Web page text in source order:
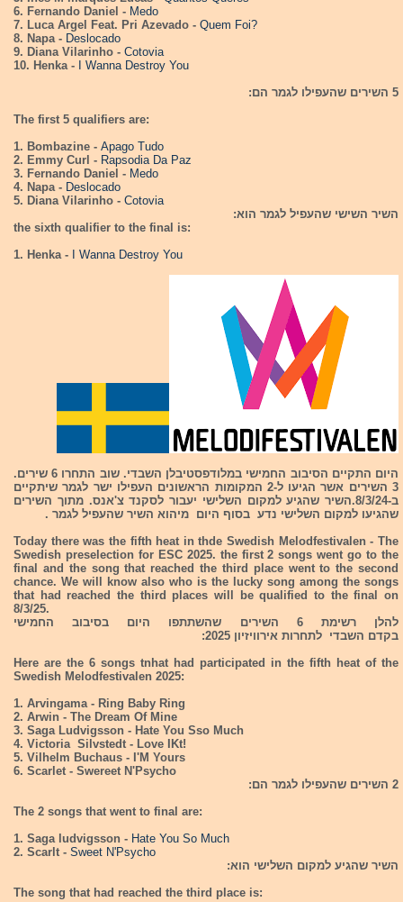
6. Fernando Daniel - Medo
7. Luca Argel Feat. Pri Azevado - Quem Foi?
8. Napa - Deslocado
9. Diana Vilarinho - Cotovia
10. Henka - I Wanna Destroy You
5 השירים שהעפילו לגמר הם:
The first 5 qualifiers are:
1. Bombazine - Apago Tudo
2. Emmy Curl - Rapsodia Da Paz
3. Fernando Daniel - Medo
4. Napa - Deslocado
5. Diana Vilarinho - Cotovia
השיר השישי שהעפיל לגמר הוא:
the sixth qualifier to the final is:
1. Henka -
I Wanna Destroy You
היום התקיים הסיבוב החמישי במלודפסטיבלן השבדי. שוב התחרו 6 שירים.
3 השירים אשר הגיעו ל-2 המקומות הראשונים העפילו ישר לגמר שיתקיים
ב-8/3/24.השיר שהגיע למקום השלישי יעבור לסקנד צ'אנס. מתוך השירים
שהגיעו למקום השלישי נדע בסוף היום מיהוא השיר שהעפיל לגמר .
Today there was the fifth heat in thde Swedish Melodfestivalen - The
Swedish preselection for ESC 2025. the first 2 songs went go to the
final and the song that reached the third place went to the second
chance. We will know also who is the lucky song among the songs
that had reached the third places will be qualified to the final on
8/3/25.
להלן רשימת 6 השירים שהשתתפו היום בסיבוב החמישי
בקדם השבדי לתחרות אירוויזיון 2025:
Here are the 6 songs tnhat had participated in the fifth heat of the
Swedish Melodfestivalen 2025:
1. Arvingama - Ring Baby Ring
2. Arwin - The Dream Of Mine
3. Saga Ludvigsson - Hate You Sso Much
4. Victoria Silvstedt - Love IKt!
5. Vilhelm Buchaus - I'M Yours
6. Scarlet - Swereet N'Psycho
2 השירים שהעפילו לגמר הם:
The 2 songs that went to final are:
1. Saga ludvigsson - Hate You So Much
2. Scarlt - Sweet N'Psycho
השיר שהגיע למקום השלישי הוא:
The song that had reached the third place is: